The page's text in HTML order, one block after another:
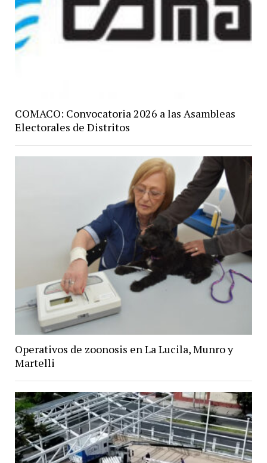
COMACO: Convocatoria 2026 a las Asambleas
Electorales de Distritos
Operativos de zoonosis en La Lucila, Munro y
Martelli